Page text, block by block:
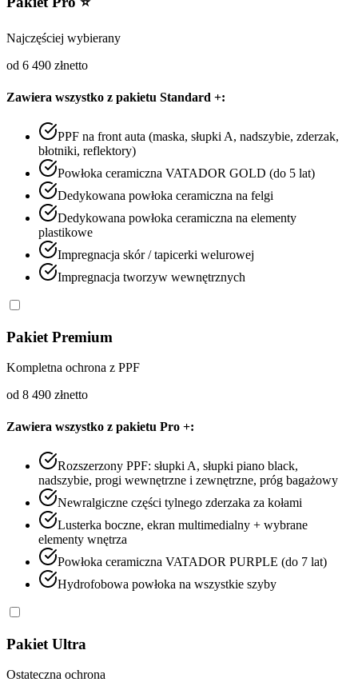
Najczęściej wybierany
od 6 490 złnetto
Zawiera wszystko z pakietu Standard +:
PPF na front auta (maska, słupki A, nadszybie, zderzak,
błotniki, reflektory)
Powłoka ceramiczna VATADOR GOLD (do 5 lat)
Dedykowana powłoka ceramiczna na felgi
Dedykowana powłoka ceramiczna na elementy
plastikowe
Impregnacja skór / tapicerki welurowej
Impregnacja tworzyw wewnętrznych
Pakiet Premium
Kompletna ochrona z PPF
od 8 490 złnetto
Zawiera wszystko z pakietu Pro +:
Rozszerzony PPF: słupki A, słupki piano black,
nadszybie, progi wewnętrzne i zewnętrzne, próg bagażowy
Newralgiczne części tylnego zderzaka za kołami
Lusterka boczne, ekran multimedialny + wybrane
elementy wnętrza
Powłoka ceramiczna VATADOR PURPLE (do 7 lat)
Hydrofobowa powłoka na wszystkie szyby
Pakiet Ultra
Ostateczna ochrona